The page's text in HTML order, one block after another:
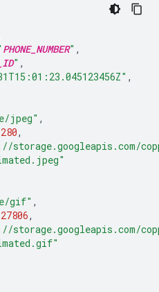
PHONE_NUMBER" ,
" ,
,
jpeg" ,
,
gif" ,
,